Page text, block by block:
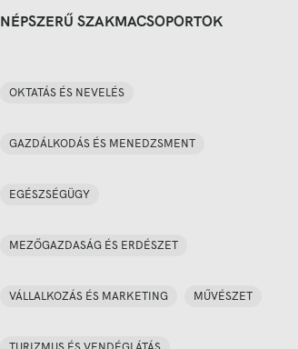
NÉPSZERŰ SZAKMACSOPORTOK
OKTATÁS ÉS NEVELÉS
GAZDÁLKODÁS ÉS MENEDZSMENT
EGÉSZSÉGÜGY
MEZŐGAZDASÁG ÉS ERDÉSZET
VÁLLALKOZÁS ÉS MARKETING MŰVÉSZET